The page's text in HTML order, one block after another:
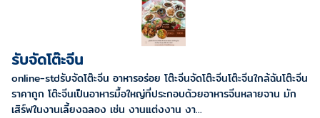
รับจัดโต๊ะจีน
online-stdรับจัดโต๊ะจีน อาหารอร่อย โต๊ะจีนจัดโต๊ะจีนโต๊ะจีนใกล้ฉันโต๊ะจีน
ราคาถูก โต๊ะจีนเป็นอาหารมื้อใหญ่ที่ประกอบด้วยอาหารจีนหลายจาน มัก
เสิร์ฟในงานเลี้ยงฉลอง เช่น งานแต่งงาน งา...